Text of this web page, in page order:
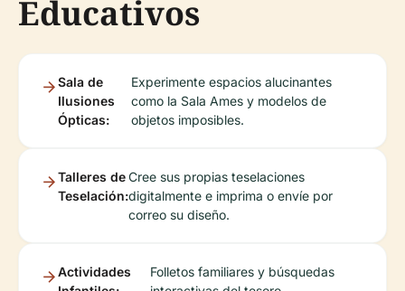
Educativos
Sala de
Ilusiones
Ópticas:
Experimente espacios alucinantes
como la Sala Ames y modelos de
objetos imposibles.
Talleres de
Teselación:
Cree sus propias teselaciones
digitalmente e imprima o envíe por
correo su diseño.
Actividades
Folletos familiares y búsquedas